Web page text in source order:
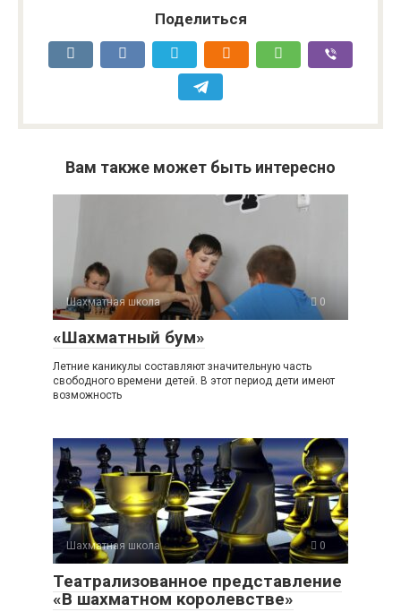
Поделиться
Вам также может быть интересно
Шахматная школа 0
«Шахматный бум»
Летние каникулы составляют значительную часть
свободного времени детей. В этот период дети имеют
возможность
Шахматная школа 0
Театрализованное представление
«В шахматном королевстве»